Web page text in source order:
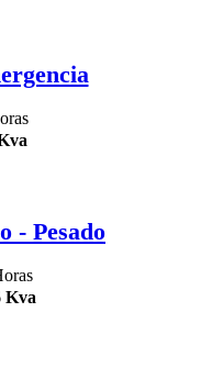
- Pesado
Kva